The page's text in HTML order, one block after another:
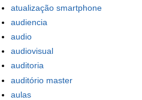
atualização smartphone
audiencia
audio
audiovisual
auditoria
auditório master
aulas